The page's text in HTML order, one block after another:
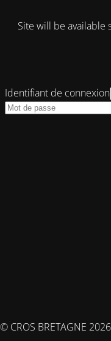
Site will be available
© CROS BRETAGNE 2026
Identifiant de connexion